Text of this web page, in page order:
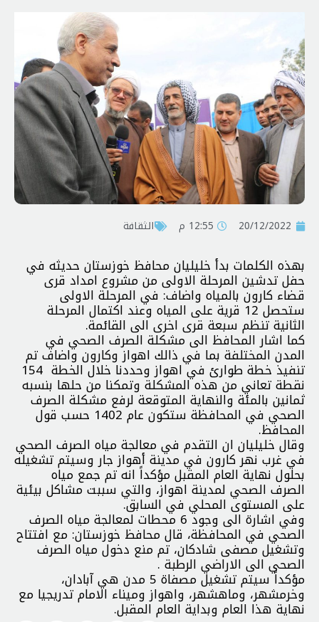
20/12/2022 12:55 م الثقافة
بهذه الكلمات بدأ خلیلیان محافظ خوزستان حدیثه في
حفل تدشین المرحلة الاولی من مشروع امداد قری
قضاء كارون بالمیاه واضاف: في المرحلة الاولی
ستحصل 12 قریة علی المیاه وعند اكتمال المرحلة
الثانیة تنظم سبعة قری اخری الی القائمة.
كما اشار المحافظ الی مشكلة الصرف الصحي في
المدن المختلفة بما في ذالك اهواز وكارون واضاف تم
تنفیذ خطة طوارئ في اهواز وحددنا خلال الخطة 154
نقطة تعاني من هذه المشكلة وتمكنا من حلها بنسبه
ثمانین بالمئة والنهایة المتوقعة لرفع مشكلة الصرف
الصحي في المحافظة ستكون عام 1402 حسب قول
المحافظ.
وقال خليليان ان التقدم في معالجة مياه الصرف الصحي
في غرب نهر كارون في مدينة أهواز جار وسيتم تشغيله
بحلول نهاية العام المقبل مؤكداً انه تم جمع مياه
الصرف الصحي لمدينة اهواز، والتي سببت مشاكل بيئية
على المستوى المحلي في السابق.
وفي اشارة الى وجود 6 محطات لمعالجة مياه الصرف
الصحي في المحافظة، قال محافظ خوزستان: مع افتتاح
وتشغيل مصفى شادكان، تم منع دخول مياه الصرف
الصحي الى الاراضي الرطبة .
مؤكداً سیتم تشغیل مصفاة 5 مدن هي آبادان،
وخرمشهر، وماهشهر، واهواز ومیناء الامام تدريجيا مع
نهاية هذا العام وبدایة العام المقبل.